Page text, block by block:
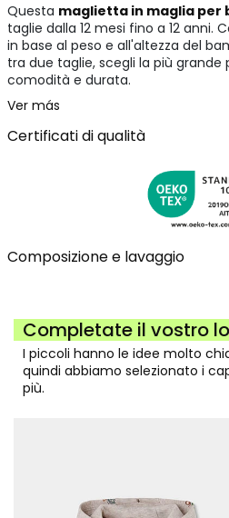
Questa maglietta in maglia per
taglie dalla 12 mesi fino a 12 anni.
in base al peso e all'altezza del
tra due taglie, scegli la più grande
comodità e durata.
Ver más
Certificati di qualità
Composizione e lavaggio
Completate il vostro
I piccoli hanno le idee molto
quindi abbiamo selezionato i
più.